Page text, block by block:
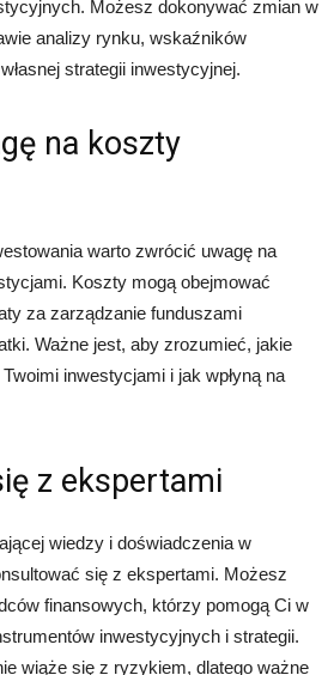
Możesz dokonywać zmian w
analizy rynku, wskaźników
strategii inwestycyjnej.
na koszty
warto zwrócić uwagę na
Koszty mogą obejmować
za zarządzanie funduszami
Ważne jest, aby zrozumieć, jakie
inwestycjami i jak wpłyną na
z ekspertami
wiedzy i doświadczenia w
się z ekspertami. Możesz
finansowych, którzy pomogą Ci w
inwestycyjnych i strategii.
wiąże się z ryzykiem, dlatego ważne